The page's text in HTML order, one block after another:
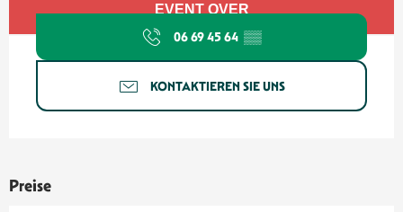
EVENT OVER
06 69 45 64 ▒▒
KONTAKTIEREN SIE UNS
Preise